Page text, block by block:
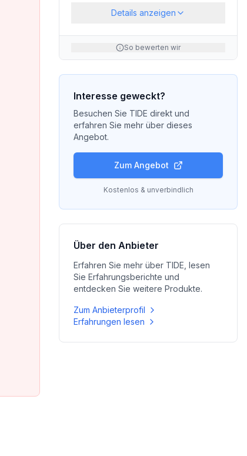
Details anzeigen
So bewerten wir
Interesse geweckt?
Besuchen Sie TIDE direkt und
erfahren Sie mehr über dieses
Angebot.
Zum Angebot
Kostenlos & unverbindlich
Über den Anbieter
Erfahren Sie mehr über TIDE , lesen
Sie Erfahrungsberichte und
entdecken Sie weitere Produkte.
Zum Anbieterprofil
Erfahrungen lesen